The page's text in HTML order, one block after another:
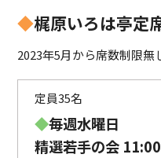
◆梶原いろは亭定
2023年5月から席数制限無
定員35名
◆毎週水曜日
精選若手の会